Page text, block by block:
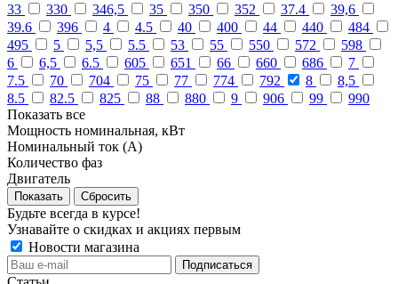
33
330 346,5 35 350 352 37.4
39,6
39.6
396 4 4.5 40 400 44 440
484
495
5 5,5 5.5 53 55 550 572
598
6
6,5 6.5 605 651 66 660 686
7
7.5
70 704 75 77 774 792 8
8,5
8.5
82.5 825 88 880 9 906 99
990
Показать все
Мощность номинальная, кВт
Номинальный ток (А)
Количество фаз
Двигатель
Сбросить
Будьте всегда в курсе!
Узнавайте о скидках и акциях первым
Новости магазина